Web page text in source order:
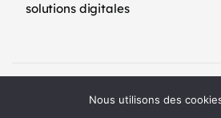
solutions digitales
Copyright ©2026 Devsider - Tous droits
Nous utilisons des